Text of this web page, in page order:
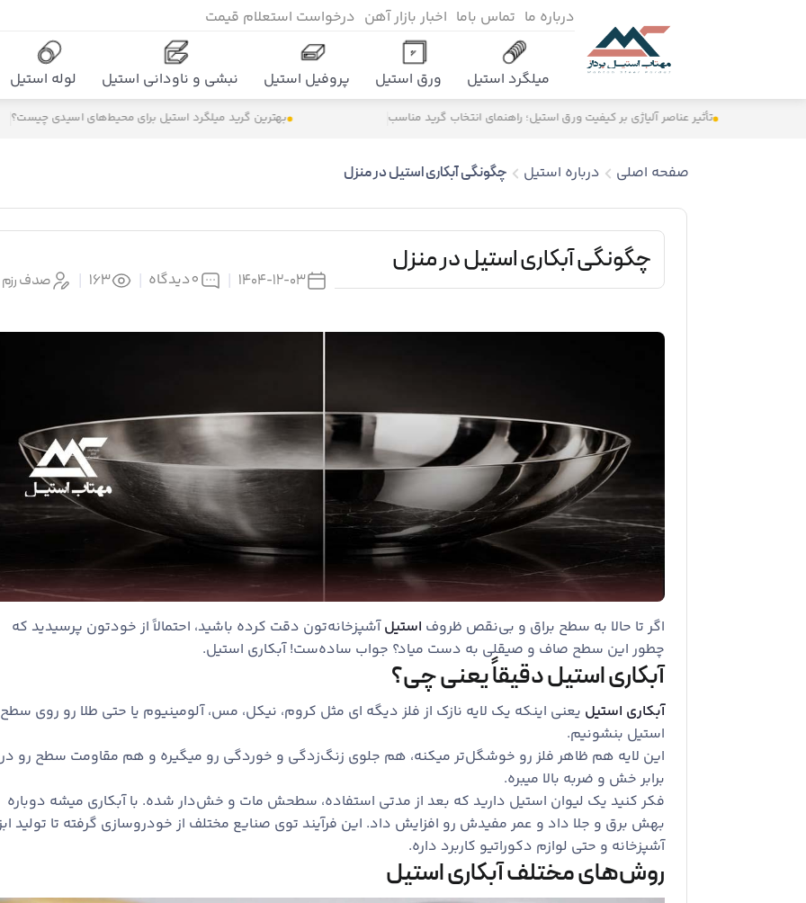
درباره ما تماس باما اخبار بازار آهن درخواست استعلام قیمت
میلگرد استیل ورق استیل پروفیل استیل نبشی و ناودانی استیل لوله استیل
تأثیر عناصر آلیاژی بر کیفیت ورق استیل؛ راهنمای انتخاب گرید مناسب بهترین گرید میلگرد استیل برای محیط‌های اسیدی چیست؟
صفحه اصلی درباره استیل چگونگی آبکاری استیل در منزل
چگونگی آبکاری استیل در منزل
صدف رزم | 163 | دیدگاه0 | 1404-12-03
اگر تا حالا به سطح براق و بی‌نقص ظروف استیلآشپزخانه‌تون دقت کرده باشید، احتمالاً از خودتون پرسیدید که
چطور این سطح صاف و صیقلی به دست میاد؟ جواب ساده‌ست! آبکاری استیل.
آبکاری استیل دقیقاً یعنی چی؟
آبکاری استیل یعنی اینکه یک لایه نازک از فلز دیگه ‌ای مثل کروم، نیکل، مس، آلومینیوم یا حتی طلا رو روی سطح
استیل بنشونیم.
این لایه هم ظاهر فلز رو خوشگل‌تر میکنه، هم جلوی زنگ‌زدگی و خوردگی رو میگیره و هم مقاومت سطح رو در
برابر خش و ضربه بالا میبره.
فکر کنید یک لیوان استیل دارید که بعد از مدتی استفاده، سطحش مات و خش‌دار شده. با آبکاری میشه دوباره
بهش برق و جلا داد و عمر مفیدش رو افزایش داد. این فرآیند توی صنایع مختلف از خودروسازی گرفته تا تولید
آشپزخانه و حتی لوازم دکوراتیو کاربرد داره.
روش‌های مختلف آبکاری استیل